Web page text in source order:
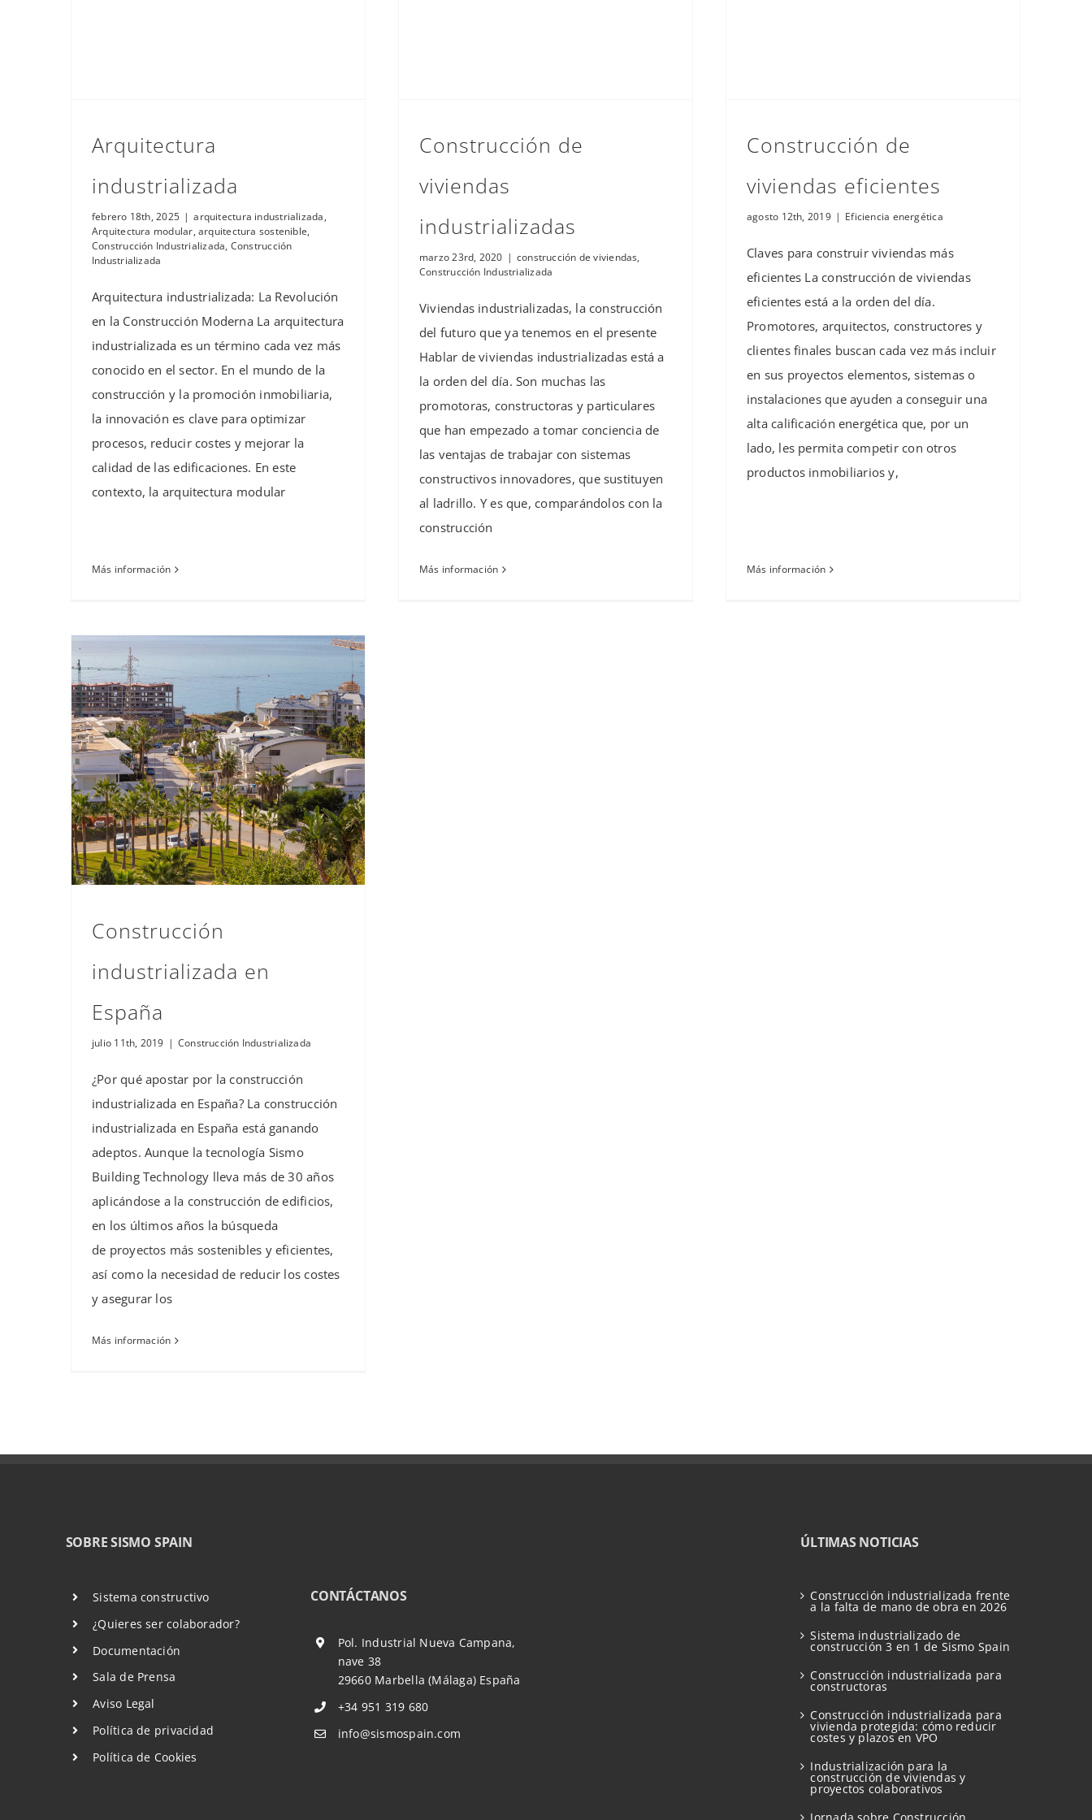
Arquitectura
industrializada
febrero 18th, 2025 | arquitectura industrializada,
Arquitectura modular, arquitectura sostenible,
Construcción Industrializada, Construcción
Industrializada
Arquitectura industrializada: La Revolución
en la Construcción Moderna La arquitectura
industrializada es un término cada vez más
conocido en el sector. En el mundo de la
construcción y la promoción inmobiliaria,
la innovación es clave para optimizar
procesos, reducir costes y mejorar la
calidad de las edificaciones. En este
contexto, la arquitectura modular
Más información
Construcción de
viviendas
industrializadas
marzo 23rd, 2020 | construcción de viviendas,
Construcción Industrializada
Viviendas industrializadas, la construcción
del futuro que ya tenemos en el presente
Hablar de viviendas industrializadas está a
la orden del día. Son muchas las
promotoras, constructoras y particulares
que han empezado a tomar conciencia de
las ventajas de trabajar con sistemas
constructivos innovadores, que sustituyen
al ladrillo. Y es que, comparándolos con la
construcción
Más información
Construcción de
viviendas eficientes
agosto 12th, 2019 | Eficiencia energética
Claves para construir viviendas más
eficientes La construcción de viviendas
eficientes está a la orden del día.
Promotores, arquitectos, constructores y
clientes finales buscan cada vez más incluir
en sus proyectos elementos, sistemas o
instalaciones que ayuden a conseguir una
alta calificación energética que, por un
lado, les permita competir con otros
productos inmobiliarios y,
Más información
Construcción
industrializada en
España
julio 11th, 2019 | Construcción Industrializada
¿Por qué apostar por la construcción
industrializada en España? La construcción
industrializada en España está ganando
adeptos. Aunque la tecnología Sismo
Building Technology lleva más de 30 años
aplicándose a la construcción de edificios,
en los últimos años la búsqueda
de proyectos más sostenibles y eficientes,
así como la necesidad de reducir los costes
y asegurar los
Más información
SOBRE SISMO SPAIN
Sistema constructivo
¿Quieres ser colaborador?
Documentación
Sala de Prensa
Aviso Legal
Política de privacidad
Política de Cookies
CONTÁCTANOS
Pol. Industrial Nueva Campana,
nave 38
29660 Marbella (Málaga) España
+34 951 319 680
info@sismospain.com
ÚLTIMAS NOTICIAS
Construcción industrializada frente
a la falta de mano de obra en 2026
Sistema industrializado de
construcción 3 en 1 de Sismo Spain
Construcción industrializada para
constructoras
Construcción industrializada para
vivienda protegida: cómo reducir
costes y plazos en VPO
Industrialización para la
construcción de viviendas y
proyectos colaborativos